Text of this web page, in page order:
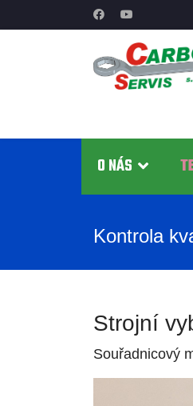
O NÁS
Kontrola
Strojní
Souřadnicový